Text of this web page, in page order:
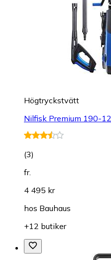
Högtryckstvätt
Nilfisk Premium 190-12
(3)
fr.
4 495 kr
hos Bauhaus
+12 butiker